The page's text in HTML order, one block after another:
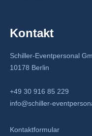
Kontakt
Schiller-Eventpersonal
10178 Berlin
+49 30 916 85 229
info@schiller-
Kontaktformular